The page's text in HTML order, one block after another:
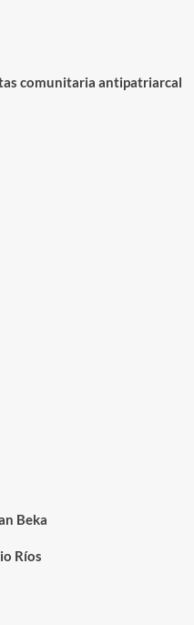
comunitaria antipatriarcal
Beka
Ríos